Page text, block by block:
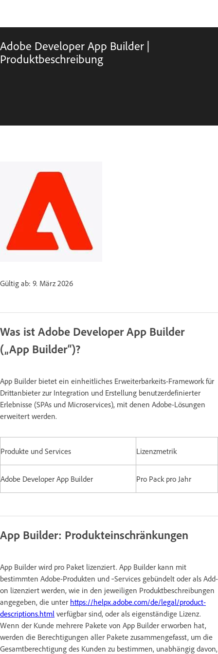
Adobe Developer App Builder |
Produktbeschreibung
Gültig ab: 9. März 2026
Was ist Adobe Developer App Builder
(„App Builder“)?
App Builder bietet ein einheitliches Erweiterbarkeits-Framework für
Drittanbieter zur Integration und Erstellung benutzerdefinierter
Erlebnisse (SPAs und Microservices), mit denen Adobe-Lösungen
erweitert werden.
Produkte und Services Lizenzmetrik
Adobe Developer App Builder Pro Pack pro Jahr
App Builder: Produkteinschränkungen
App Builder wird pro Paket lizenziert. App Builder kann mit
bestimmten Adobe-Produkten und ‑Services gebündelt oder als Add-
on lizenziert werden, wie in den jeweiligen Produktbeschreibungen
angegeben, die unter https://helpx.adobe.com/de/legal/product-
descriptions.html verfügbar sind, oder als eigenständige Lizenz.
Wenn der Kunde mehrere Pakete von App Builder erworben hat,
werden die Berechtigungen aller Pakete zusammengefasst, um die
Gesamtberechtigung des Kunden zu bestimmen, unabhängig davon,